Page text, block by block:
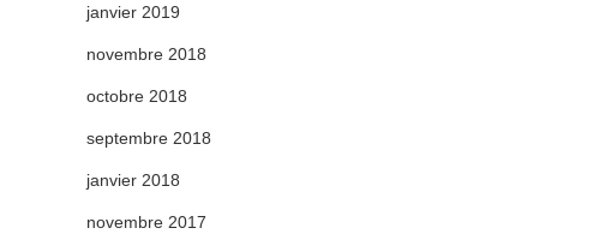
janvier 2019
novembre 2018
octobre 2018
septembre 2018
janvier 2018
novembre 2017